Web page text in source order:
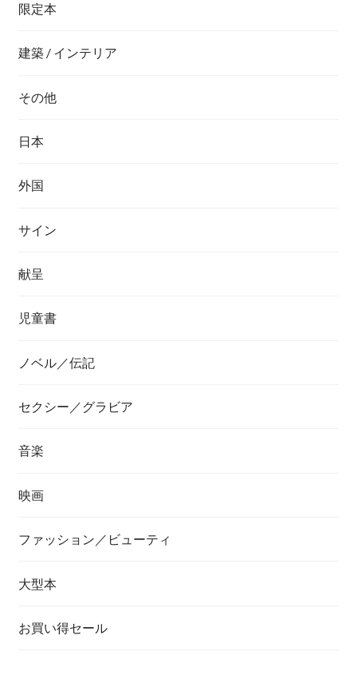
限定本
建築 / インテリア
その他
日本
外国
サイン
献呈
児童書
ノベル／伝記
セクシー／グラビア
音楽
映画
ファッション／ビューティ
大型本
お買い得セール